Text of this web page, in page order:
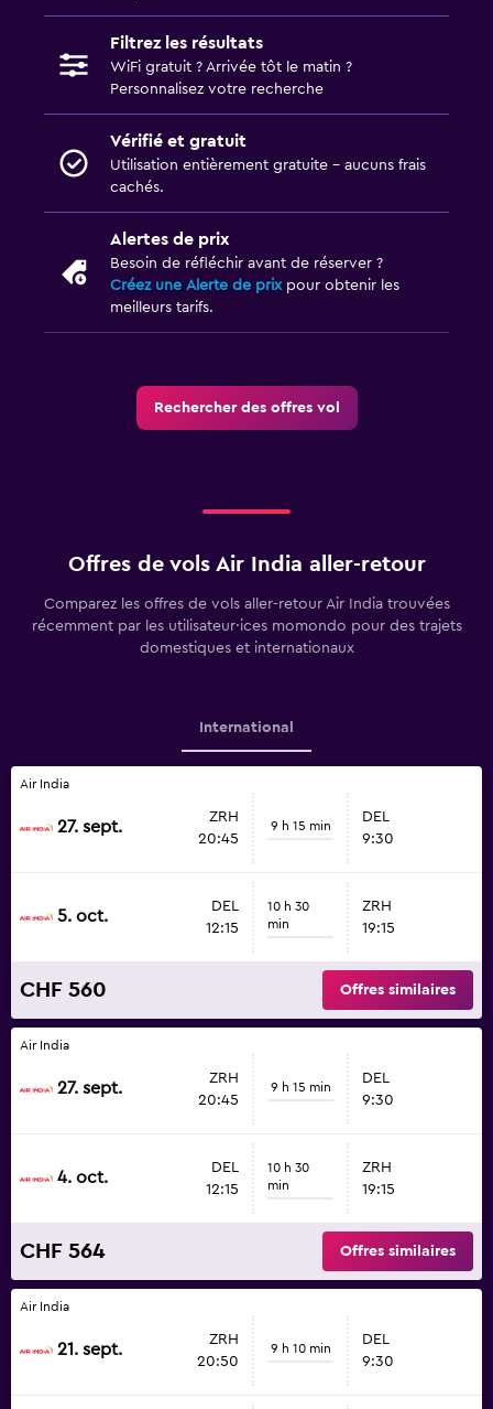
Filtrez les résultats
WiFi gratuit ? Arrivée tôt le matin ?
Personnalisez votre recherche
Vérifié et gratuit
Utilisation entièrement gratuite - aucuns frais
cachés.
Alertes de prix
Besoin de réfléchir avant de réserver ?
Créez une Alerte de prix pour obtenir les
meilleurs tarifs.
Rechercher des offres vol
Offres de vols Air India aller-retour
Comparez les offres de vols aller-retour Air India trouvées
récemment par les utilisateur·ices momondo pour des trajets
domestiques et internationaux
International
Air India
27. sept.
ZRH
20:45
9 h 15 min
DEL
9:30
5. oct.
DEL
12:15
10 h 30
min
ZRH
19:15
CHF 560 Offres similaires
Air India
27. sept.
ZRH
20:45
9 h 15 min
DEL
9:30
4. oct.
DEL
12:15
10 h 30
min
ZRH
19:15
CHF 564 Offres similaires
Air India
21. sept.
ZRH
20:50
9 h 10 min
DEL
9:30